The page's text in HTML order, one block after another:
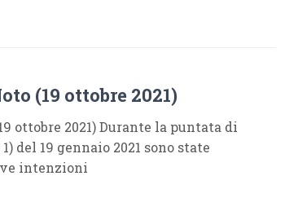
(19 ottobre 2021)
ottobre 2021) Durante la puntata di
del 19 gennaio 2021 sono state
intenzioni